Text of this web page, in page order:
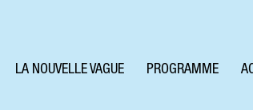
LA NOUVELLE VAGUE PROGRAMME